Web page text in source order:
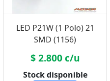
LED P21W (1 Polo) 21
SMD (1156)
$ 2.800 c/u
Stock disponible